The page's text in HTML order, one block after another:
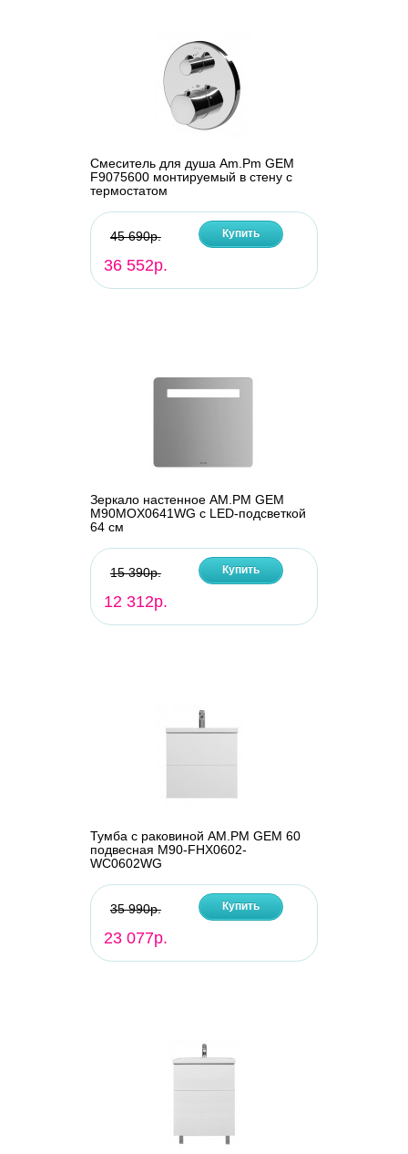
Смеситель для душа Am.Pm GEM
F9075600 монтируемый в стену с
термостатом
45 690р.
36 552р.
Купить
Зеркало настенное AM.PM GEM
M90MOX0641WG с LED-подсветкой
64 см
15 390р.
12 312р.
Купить
Тумба с раковиной AM.PM GEM 60
подвесная M90-FHX0602-
WC0602WG
35 990р.
23 077р.
Купить